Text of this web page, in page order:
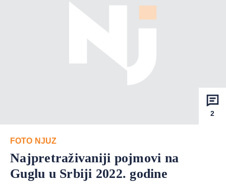
2
FOTO NJUZ
Najpretraživaniji pojmovi na
Guglu u Srbiji 2022. godine